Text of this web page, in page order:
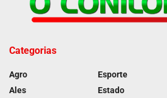
Categorias
Agro
Ales
Esporte
Estado